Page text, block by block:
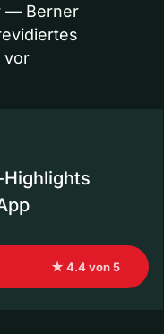
— Berner
vor
Highlights
★ 4.4 von 5